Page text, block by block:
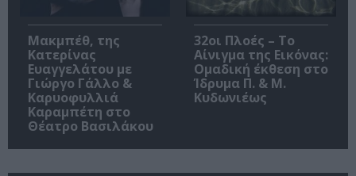
Μακμπέθ, της
Κατερίνας
Ευαγγελάτου με
Γιώργο Γάλλο &
Καρυοφυλλιά
Καραμπέτη στο
Θέατρο Βασιλάκου
32οι Πλοές – Το
Αίνιγμα της Εικόνας:
Ομαδική έκθεση στο
Ίδρυμα Π. & Μ.
Κυδωνιέως